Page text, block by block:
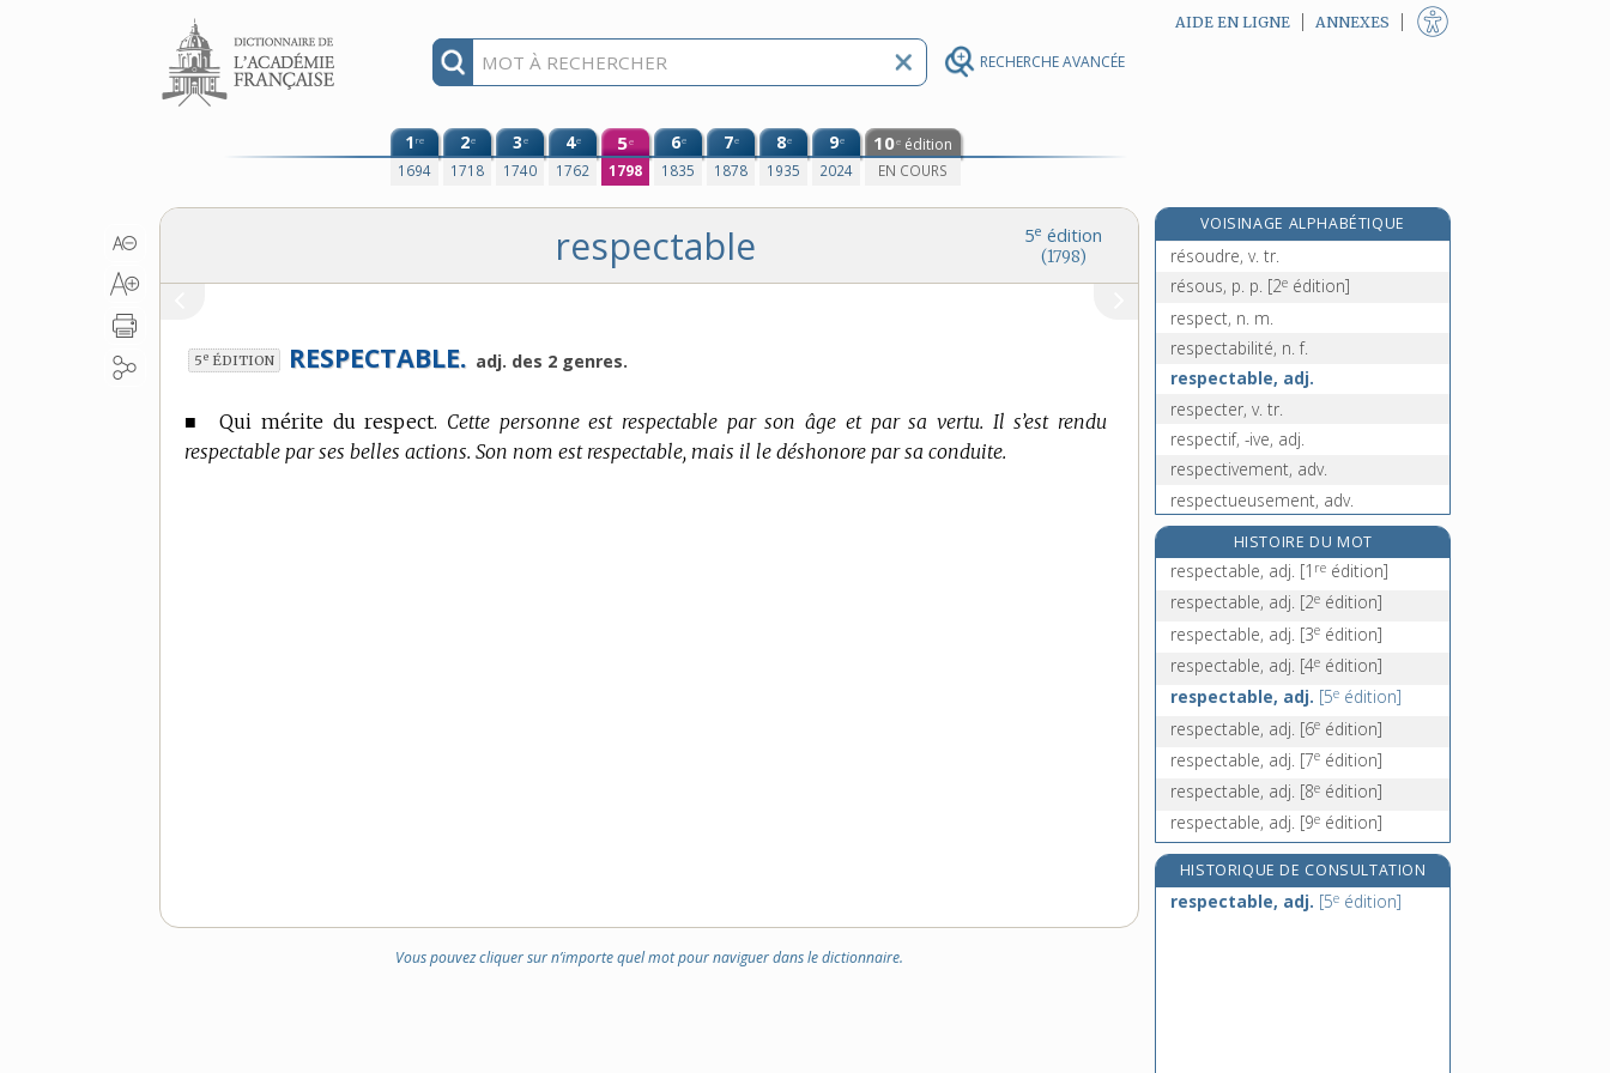
RECHERCHE AVANCÉE
Aller au contenu AIDE EN LIGNE ANNEXES
1re
1694
2e
1718
3e
1740
4e
1762
5e
1798
6e
1835
7e
1878
8e
1935
9e
2024
10e édition
EN COURS
5e édition
(1798)
respectable
5e ÉDITION RESPECTABLE. adj. des 2 genres.
■Qui mérite du respect. Cette personne est respectable par son âge et par sa vertu. Il s’est rendu
respectable par ses belles actions. Son nom est respectable, mais il le déshonore par sa conduite.
Vous pouvez cliquer sur n’importe quel mot pour naviguer dans le dictionnaire.
VOISINAGE ALPHABÉTIQUE
résorption, n. f.
résoudre, v. tr.
résous, p. p. [2e édition]
respect, n. m.
respectabilité, n. f.
respectable, adj.
respecter, v. tr.
respectif, -ive, adj.
respectivement, adv.
respectueusement, adv.
respectueux, -euse, adj.
respirable, adj.
respirateur, n. m.
respiratoire, adj.
HISTOIRE DU MOT
respectable, adj. [1 re édition]
respectable, adj. [2e édition]
respectable, adj. [3e édition]
respectable, adj. [4e édition]
respectable, adj. [5e édition]
respectable, adj. [6e édition]
respectable, adj. [7e édition]
respectable, adj. [8e édition]
respectable, adj. [9e édition]
HISTORIQUE DE CONSULTATION
respectable, adj. [5e édition]